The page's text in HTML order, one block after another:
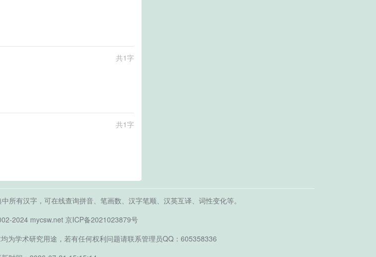
共1字
共1字
所有汉字，可在线查询拼音、笔画数、汉字笔顺、汉英互译、词性变化等。
2024 mycsw.net 京ICP备2021023879号
为学术研究用途，若有任何权利问题请联系管理员QQ：605358336